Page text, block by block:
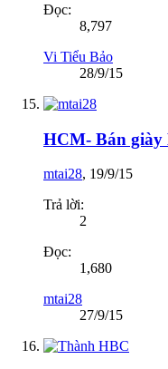
Đọc:
8,797
Vi Tiểu Bảo
28/9/15
HCM- Bán giày
mtai28, 19/9/15
Trả lời:
2
Đọc:
1,680
mtai28
27/9/15